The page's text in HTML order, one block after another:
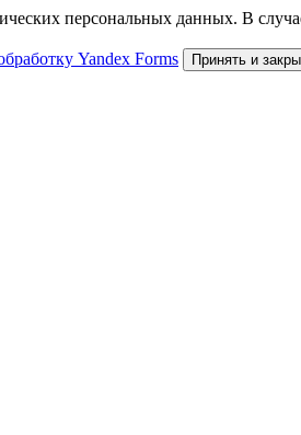
персональных данных. В
Yandex Forms Принять и